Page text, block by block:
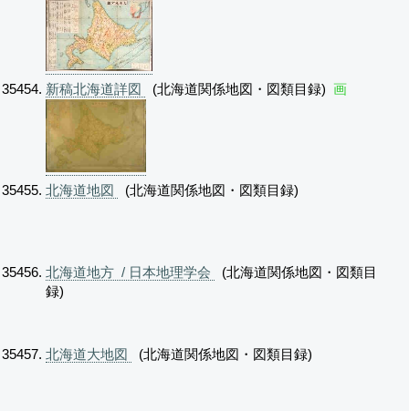
新稿北海道詳図 (北海道関係地図・図類目録) 画
北海道地図 (北海道関係地図・図類目録)
北海道地方 / 日本地理学会
(北海道関係地図・図類目
録)
北海道大地図 (北海道関係地図・図類目録)